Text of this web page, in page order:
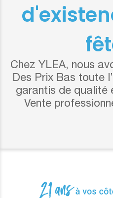
Chez YLEA, nous
Des Prix Bas toute
garantis de qualité
Vente